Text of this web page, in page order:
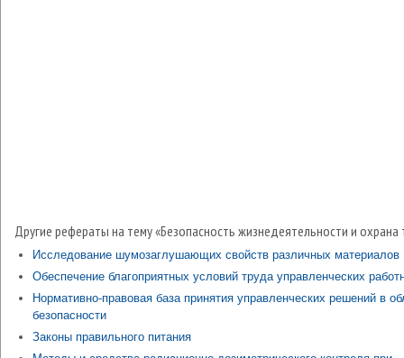
Другие рефераты на тему «Безопасность жизнедеятельности и охрана
Исследование шумозаглушающих свойств различных материалов
Обеспечение благоприятных условий труда управленческих
Нормативно-правовая база принятия управленческих решений в
безопасности
Законы правильного питания